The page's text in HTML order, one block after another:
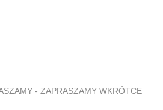
- ZAPRASZAMY WKRÓTCE